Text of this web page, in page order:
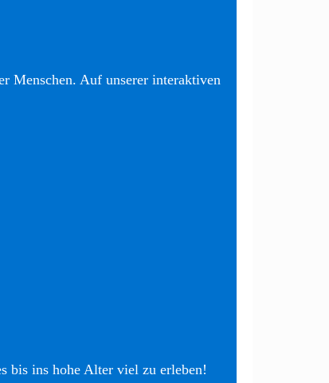
Menschen. Auf unserer interaktiven
bis ins hohe Alter viel zu erleben!